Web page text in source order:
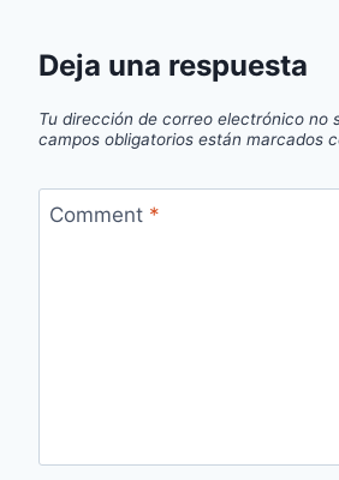
Deja una respuesta
Tu dirección de correo electrónico no
campos obligatorios están marcados
Comment *